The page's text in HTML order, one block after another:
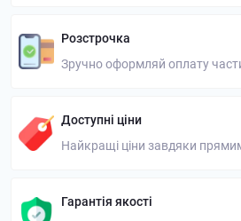
Розстрочка
Зручно оформляй оплату
Доступні ціни
Найкращі ціни завдяки
Гарантія якості